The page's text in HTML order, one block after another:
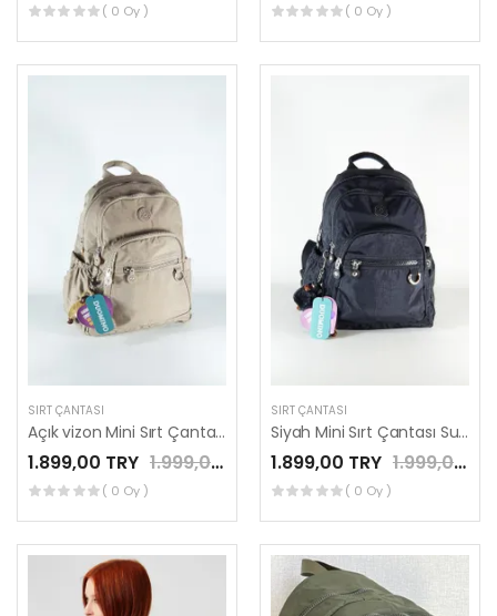
( 0 Oy ) ( 0 Oy )
SIRT ÇANTASI
Açık vizon Mini Sırt Çantası Su Geçirmez Günlük Kullanım Mega 12'' İnç Tablet Çantası by Nemo Group
1.899,00 TRY 1.999,00 TRY
( 0 Oy )
SIRT ÇANTASI
Siyah Mini Sırt Çantası Su Geçirmez Günlük Kullanım Mega 12'' İnç Tablet Çantası by Nemo Group
1.899,00 TRY 1.999,00 TRY
( 0 Oy )